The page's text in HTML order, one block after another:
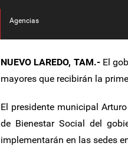
Agencias
NUEVO LAREDO, TAM.- El
mayores que recibirán la
El presidente municipal
de Bienestar Social del
implementarán en las sedes